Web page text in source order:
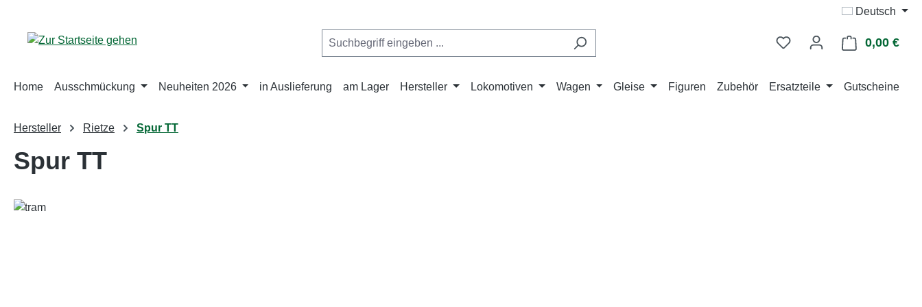
Deutsch
0,00 €
Home Ausschmückung Neuheiten 2026 in Auslieferung am Lager Hersteller Lokomotiven Wagen Gleise Figuren Zubehör Ersatzteile Gutscheine
Hersteller Rietze Spur TT
Spur TT